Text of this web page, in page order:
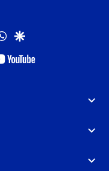
whatsapp
google
youtube-